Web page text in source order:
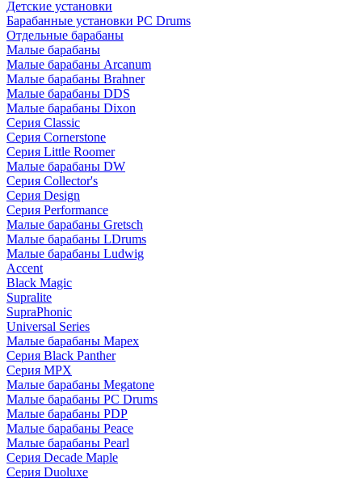
Детские установки
Барабанные установки PC Drums
Отдельные барабаны
Малые барабаны
Малые барабаны Arcanum
Малые барабаны Brahner
Малые барабаны DDS
Малые барабаны Dixon
Серия Classic
Серия Cornerstone
Серия Little Roomer
Малые барабаны DW
Серия Collector's
Серия Design
Серия Performance
Малые барабаны Gretsch
Малые барабаны LDrums
Малые барабаны Ludwig
Accent
Black Magic
Supralite
SupraPhonic
Universal Series
Малые барабаны Mapex
Серия Black Panther
Серия MPX
Малые барабаны Megatone
Малые барабаны PC Drums
Малые барабаны PDP
Малые барабаны Peace
Малые барабаны Pearl
Серия Decade Maple
Серия Duoluxe